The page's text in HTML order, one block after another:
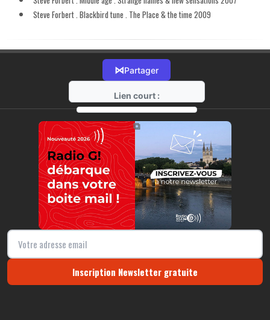
Steve Forbert . Blackbird tune . The Place & the time 2009
⋈Partager
Lien court :
https://radio-g.fr?11171
⧉
Inscription Newsletter gratuite